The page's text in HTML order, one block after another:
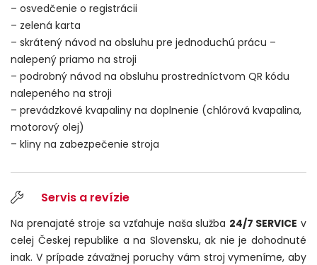
– osvedčenie o registrácii
– zelená karta
– skrátený návod na obsluhu pre jednoduchú prácu –
nalepený priamo na stroji
– podrobný návod na obsluhu prostredníctvom QR kódu
nalepeného na stroji
– prevádzkové kvapaliny na doplnenie (chlórová kvapalina,
motorový olej)
– kliny na zabezpečenie stroja
Servis a revízie
Na prenajaté stroje sa vzťahuje naša služba 24/7 SERVICE v
celej Českej republike a na Slovensku, ak nie je dohodnuté
inak. V prípade závažnej poruchy vám stroj vymeníme, aby